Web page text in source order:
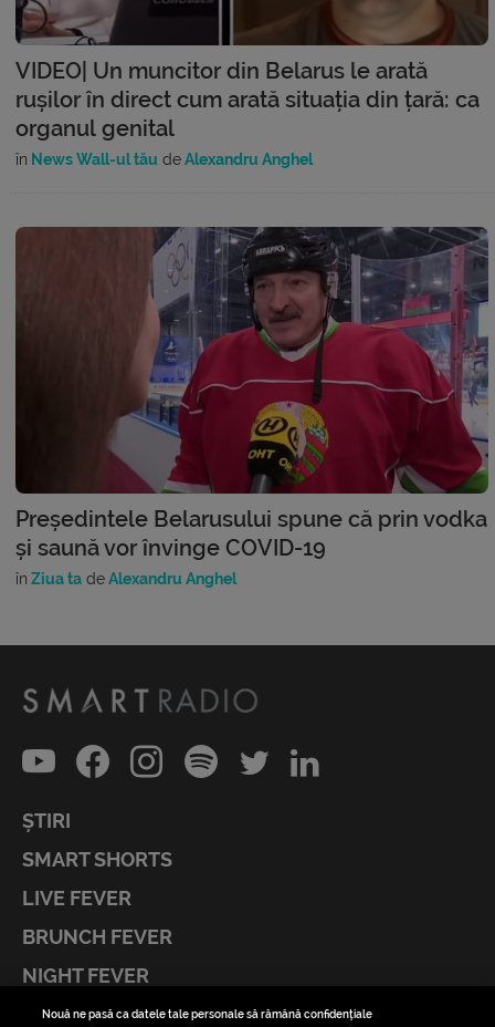
VIDEO| Un muncitor din Belarus le arată
rușilor în direct cum arată situația din țară: ca
organul genital
în News Wall-ul tău deAlexandru Anghel
Președintele Belarusului spune că prin vodka
și saună vor învinge COVID-19
în Ziua ta deAlexandru Anghel
ȘTIRI
SMART SHORTS
LIVE FEVER
BRUNCH FEVER
NIGHT FEVER
LIVE FEVER CONCERT
Nouă ne pasă ca datele tale personale să rămână confidențiale